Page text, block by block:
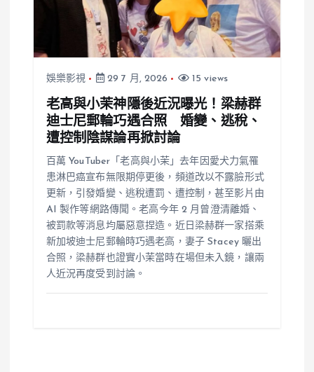
娛樂影視 29 7 月, 2026 15 views
老高與小茉神隱後近況曝光！梁赫群
迪士尼郵輪巧遇合照 婚變、逃稅、
遭控制陰謀論再掀討論
百萬 YouTuber「老高與小茉」去年因愛犬力氣罹
患淋巴癌宣布無限期停更後，頻道改以不露臉形式
更新，引發婚變、逃稅遭罰、遭控制，甚至影片由
AI 製作等網路傳聞。老高今年 2 月曾澄清離婚、
被罰款等消息均屬惡意捏造。近日梁赫群一家搭乘
新加坡迪士尼郵輪時巧遇老高，妻子 Stacey 曬出
合照，梁赫群也證實小茉當時在場但未入鏡，讓兩
人近況再度受到討論。